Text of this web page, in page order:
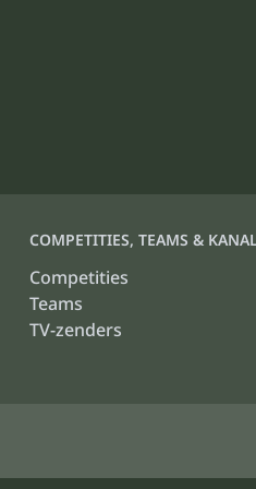
COMPETITIES, TEAMS &
Competities
Teams
TV-zenders